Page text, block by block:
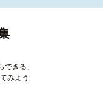
きる、
みよう